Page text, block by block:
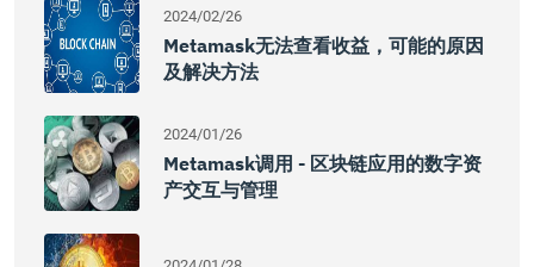
2024/02/26
Metamask无法查看收益，可能的原因
及解决方法
2024/01/26
Metamask调用 - 区块链应用的数字资
产交互与管理